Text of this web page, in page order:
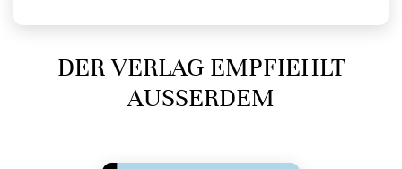
DER VERLAG EMPFIEHLT
AUSSERDEM